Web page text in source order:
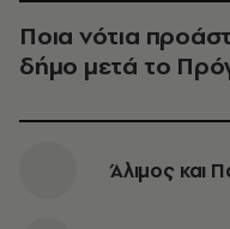
Ποια νότια
δήμο μετά το
Άλιμος και